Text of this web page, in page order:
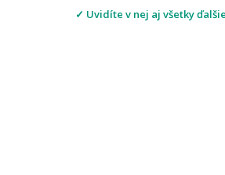
✓ Uvidíte v nej aj všetky